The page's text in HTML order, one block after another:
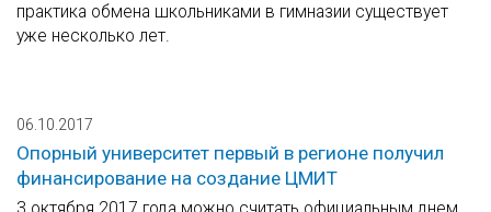
практика обмена школьниками в гимназии существует
уже несколько лет.
06.10.2017
Опорный университет первый в регионе получил
финансирование на создание ЦМИТ